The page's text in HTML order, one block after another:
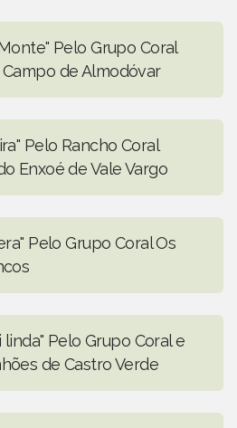
Pelo Grupo Coral
de Almodóvar
Pelo Rancho Coral
Enxoé de Vale Vargo
Pelo Grupo Coral Os
Pelo Grupo Coral e
de Castro Verde